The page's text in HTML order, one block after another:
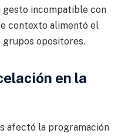
gesto incompatible con
contexto alimentó el
grupos opositores.
en la
afectó la programación